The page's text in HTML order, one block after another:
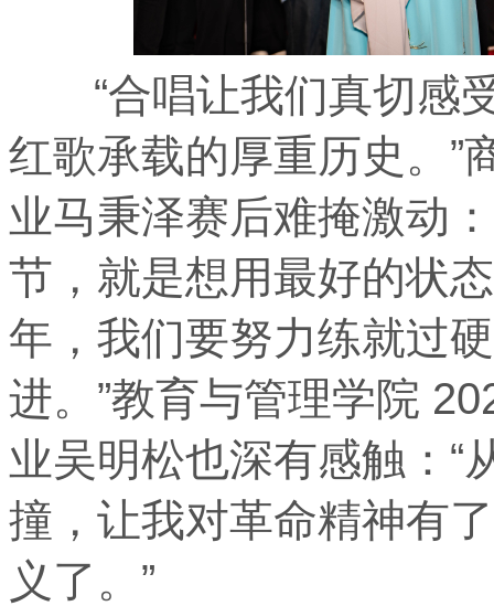
“合唱让我们真切感
红歌承载的厚重历史。”
业马秉泽赛后难掩激动
节，就是想用最好的状
年，我们要努力练就过
进。”教育与管理学院
业吴明松也深有感触：“
撞，让我对革命精神有
义了。”